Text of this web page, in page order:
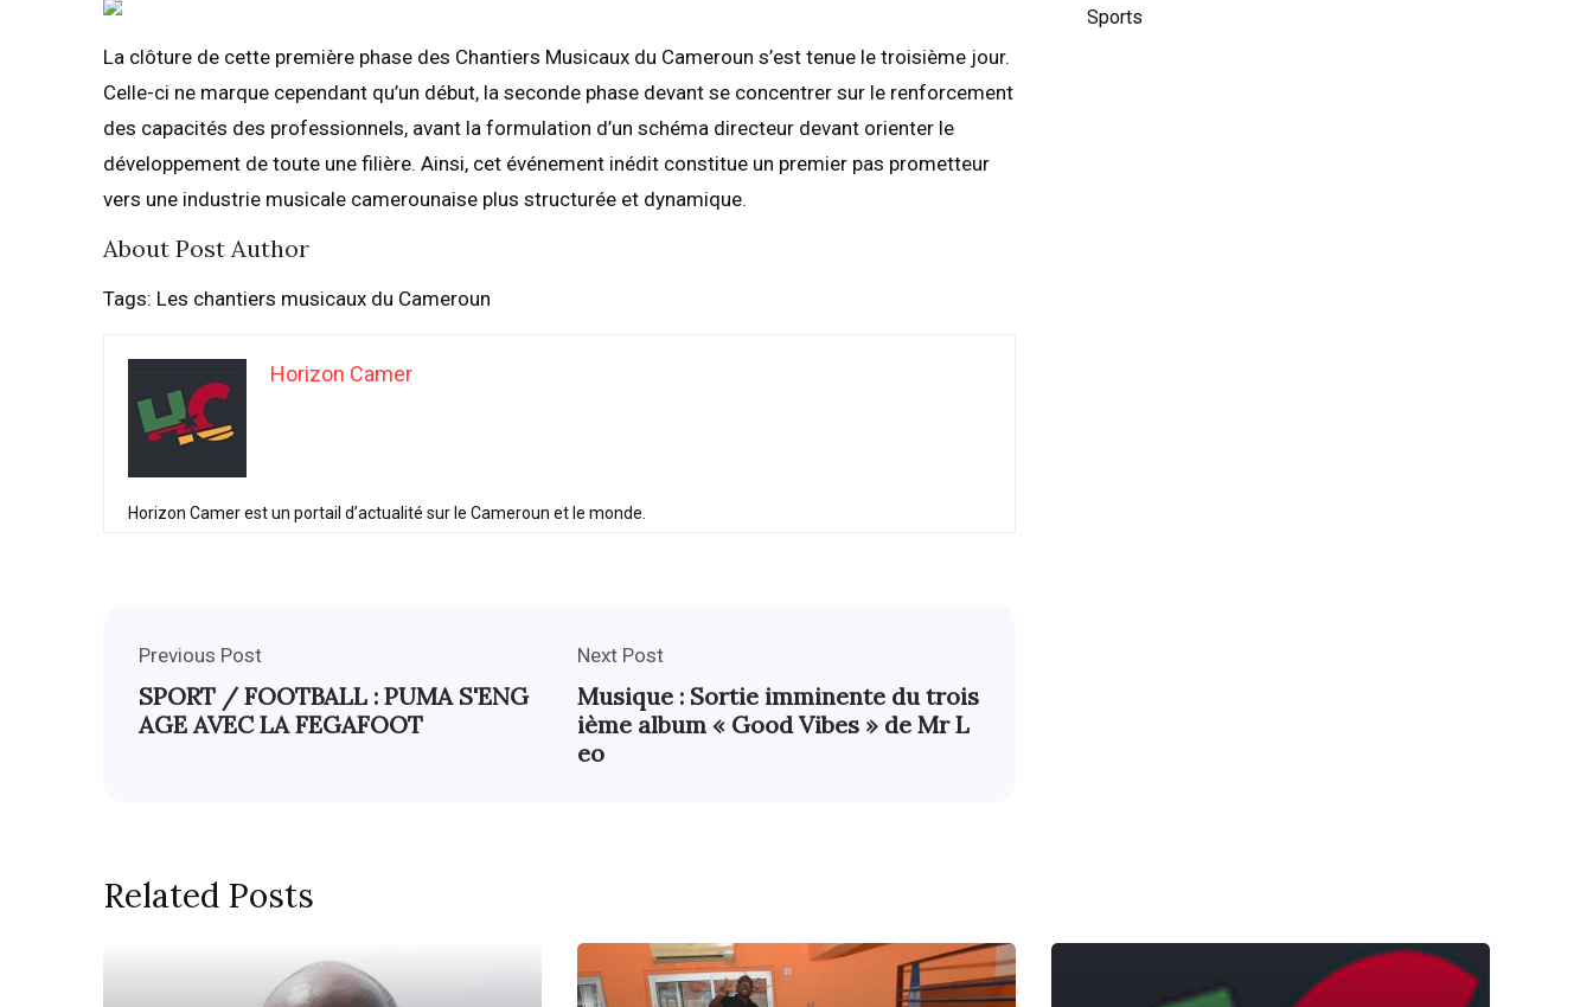
La clôture de cette première phase des Chantiers Musicaux du Cameroun s’est tenue le troisième jour.
Celle-ci ne marque cependant qu’un début, la seconde phase devant se concentrer sur le renforcement
des capacités des professionnels, avant la formulation d’un schéma directeur devant orienter le
développement de toute une filière. Ainsi, cet événement inédit constitue un premier pas prometteur
vers une industrie musicale camerounaise plus structurée et dynamique.
About Post Author
Tags: Les chantiers musicaux du Cameroun
Horizon Camer
Horizon Camer est un portail d’actualité sur le Cameroun et le monde.
Previous Post
SPORT / FOOTBALL : PUMA S'ENG
AGE AVEC LA FEGAFOOT
Next Post
Musique : Sortie imminente du trois
ième album « Good Vibes » de Mr L
eo
Sports
Related Posts